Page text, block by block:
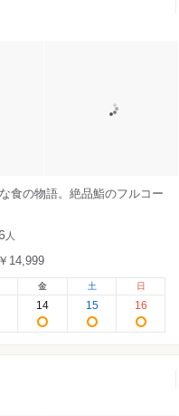
食の物語。絶品鮨のフルコー
人
14,999
金
14
土
15
日
16